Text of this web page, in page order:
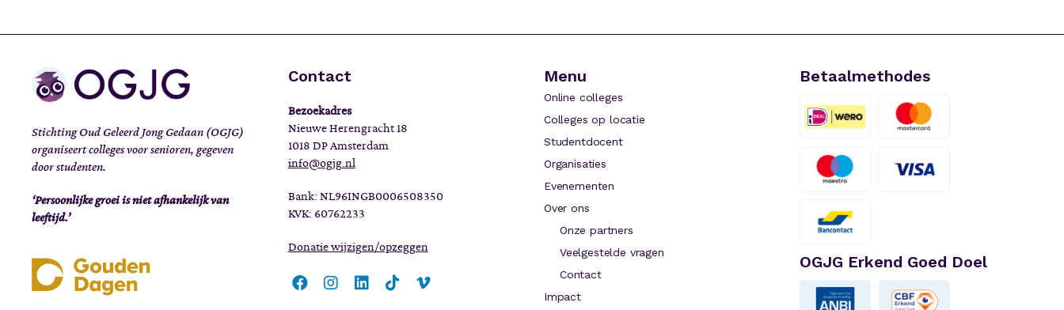
Stichting Oud Geleerd Jong Gedaan (OGJG)
organiseert colleges voor senioren, gegeven
door studenten.
‘Persoonlijke groei is niet afhankelijk van
leeftijd.’
Contact
Bezoekadres
Nieuwe Herengracht 18
1018 DP Amsterdam
info@ogjg.nl
Bank: NL96INGB0006508350
KVK: 60762233
Donatie wijzigen/opzeggen
Menu
Online colleges
Colleges op locatie
Studentdocent
Organisaties
Evenementen
Over ons
Onze partners
Veelgestelde vragen
Contact
Impact
Betaalmethodes
OGJG Erkend Goed Doel